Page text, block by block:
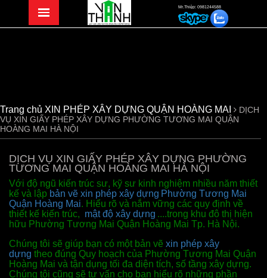
Mr.Thiệp: 0981244588
Trang chủ XIN PHÉP XÂY DỰNG QUẬN HOÀNG MAI
DỊCH
VỤ XIN GIẤY PHÉP XÂY DỰNG PHƯỜNG TƯƠNG MAI QUẬN
HOÀNG MAI HÀ NỘI
DỊCH VỤ XIN GIẤY PHÉP XÂY DỰNG PHƯỜNG
TƯƠNG MAI QUẬN HOÀNG MAI HÀ NỘI
Với độ ngũ kiến trúc sư, kỹ sư kinh nghiệm nhiều năm thiết
kế và lập bản vẽ xin phép xây dựng Phường Tương Mai
Quận Hoàng Mai. Hiểu rõ và nắm vững các quy định về
thiết kế kiến trúc, mật độ xây dựng ....trong khu đô thị hiện
hữu Phường Tương Mai Quận Hoàng Mai Tp. Hà Nội.
Chúng tôi sẽ giúp bạn có một bản vẽ xin phép xây
dựng theo đúng Quy hoạch của Phường Tương Mai Quận
Hoàng Mai và tận dụng tối đa diện tích, số tầng xây dựng.
Chúng tôi cũng sẽ tư vấn cho bạn hiểu rõ những phần